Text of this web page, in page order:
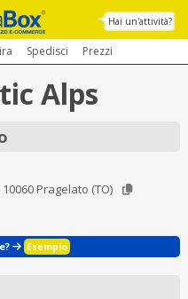
Hai un'attività?
Spedisci Prezzi
Alps
Pragelato (TO)
Esempio